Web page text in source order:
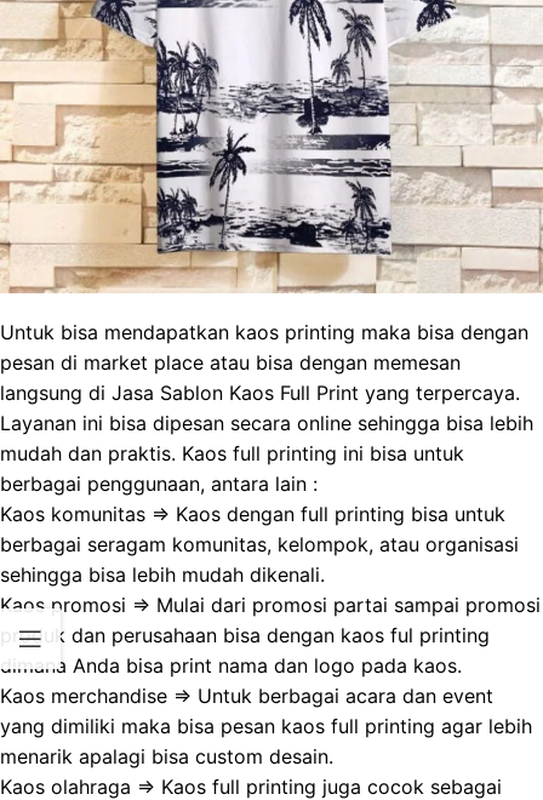
Untuk bisa mendapatkan kaos printing maka bisa dengan
pesan di market place atau bisa dengan memesan
langsung di Jasa Sablon Kaos Full Print yang terpercaya.
Layanan ini bisa dipesan secara online sehingga bisa lebih
mudah dan praktis. Kaos full printing ini bisa untuk
berbagai penggunaan, antara lain :
Kaos komunitas => Kaos dengan full printing bisa untuk
berbagai seragam komunitas, kelompok, atau organisasi
sehingga bisa lebih mudah dikenali.
Kaos promosi => Mulai dari promosi partai sampai promosi
produk dan perusahaan bisa dengan kaos ful printing
dimana Anda bisa print nama dan logo pada kaos.
Kaos merchandise => Untuk berbagai acara dan event
yang dimiliki maka bisa pesan kaos full printing agar lebih
menarik apalagi bisa custom desain.
Kaos olahraga => Kaos full printing juga cocok sebagai